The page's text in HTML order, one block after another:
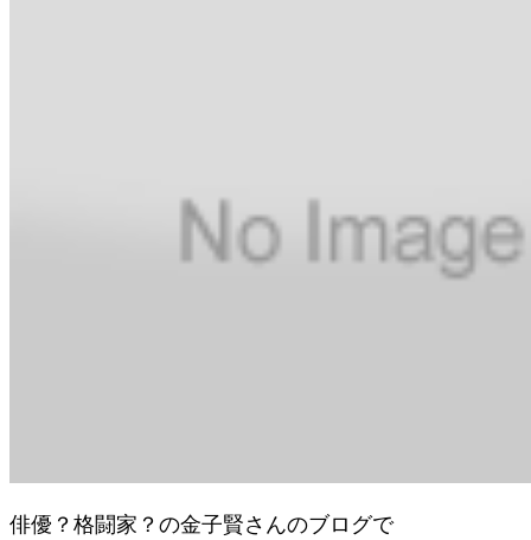
俳優？格闘家？の金子賢さんのブログで